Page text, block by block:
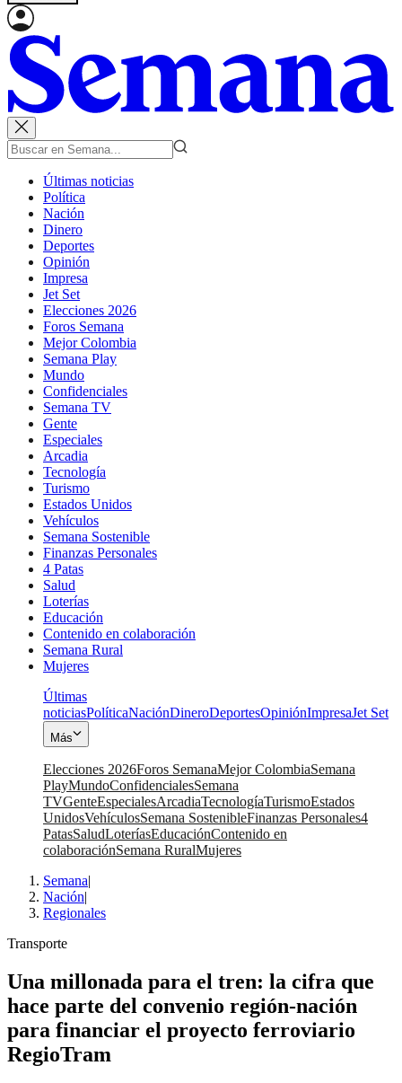
Últimas noticias
Política
Nación
Dinero
Deportes
Opinión
Impresa
Jet Set
Elecciones 2026
Foros Semana
Mejor Colombia
Semana Play
Mundo
Confidenciales
Semana TV
Gente
Especiales
Arcadia
Tecnología
Turismo
Estados Unidos
Vehículos
Semana Sostenible
Finanzas Personales
4 Patas
Salud
Loterías
Educación
Contenido en colaboración
Semana Rural
Mujeres
Últimas
noticiasPolíticaNaciónDineroDeportesOpiniónImpresaJet Set
Más
Elecciones 2026Foros SemanaMejor ColombiaSemana
PlayMundoConfidencialesSemana
TVGenteEspecialesArcadiaTecnologíaTurismoEstados
UnidosVehículosSemana SostenibleFinanzas Personales4
PatasSaludLoteríasEducaciónContenido en
colaboraciónSemana RuralMujeres
Semana|
Nación|
Regionales
Transporte
Una millonada para el tren: la cifra que
hace parte del convenio región-nación
para financiar el proyecto ferroviario
RegioTram